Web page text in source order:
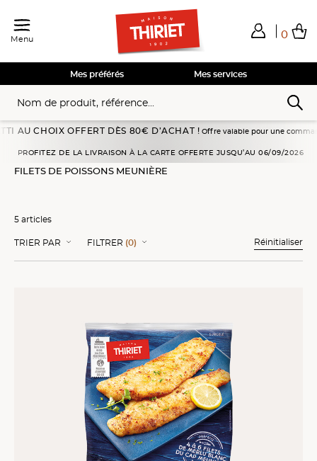
Menu 0
Total de mes achats
Voir mon panier
Voir mon panier
Voir mon panier
Voir mon panier
Mes services
Mes préférés
CHOIX OFFERT DÈS 80€ D’ACHAT !Offre valable pour une commande
PROFITEZ DE LA LIVRAISON À LA CARTE OFFERTE JUSQU’AU 06/09/2026
FILETS DE POISSONS MEUNIÈRE
5 articles
TRIER PAR FILTRER (0) Réinitialiser